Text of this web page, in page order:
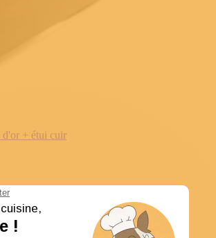
d'or + étui cuir